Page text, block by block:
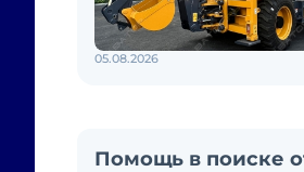
05.08.2026
Помощь в поиске